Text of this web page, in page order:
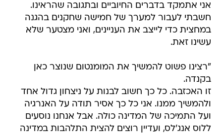
אני אתמקד בדברים החיוביים ובתגובה שהראינו.
חשבתי לעבור למערך של חמישה שחקנים בהגנה
במחצית כדי לייצב את העניינים, ואני מצטער שלא
עשינו זאת.
"רצינו פשוט להמשיך את המומנטום שנוצר כאן
בקנדה.
זו האכזבה. כל כך חשוב לבנות על ניצחון גדול אחד
ולהמשיך ממנו. אני כל כך אסיר תודה על האנרגיה
ועל התמיכה של המדינה כולה. אבל אנחנו נוסעים
ללוס אנג'לס, ועדיין רוצים להצית התלהבות במדינה